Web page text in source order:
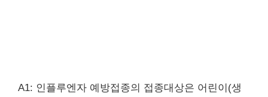
A1: 인플루엔자 예방접종의 접종대상은 어린이(생